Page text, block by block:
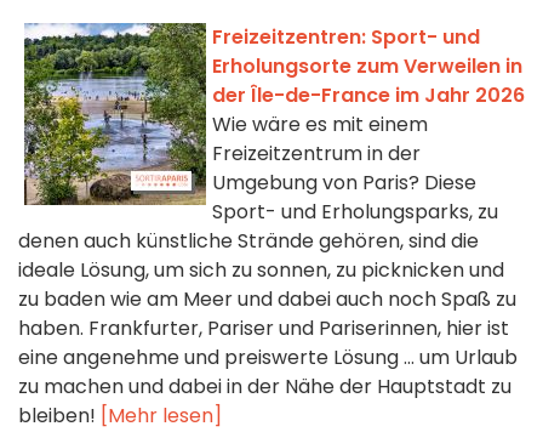
Freizeitzentren: Sport- und
Erholungsorte zum Verweilen in
der Île-de-France im Jahr 2026
Wie wäre es mit einem
Freizeitzentrum in der
Umgebung von Paris? Diese
Sport- und Erholungsparks, zu
denen auch künstliche Strände gehören, sind die
ideale Lösung, um sich zu sonnen, zu picknicken und
zu baden wie am Meer und dabei auch noch Spaß zu
haben. Frankfurter, Pariser und Pariserinnen, hier ist
eine angenehme und preiswerte Lösung ... um Urlaub
zu machen und dabei in der Nähe der Hauptstadt zu
bleiben! [Mehr lesen]